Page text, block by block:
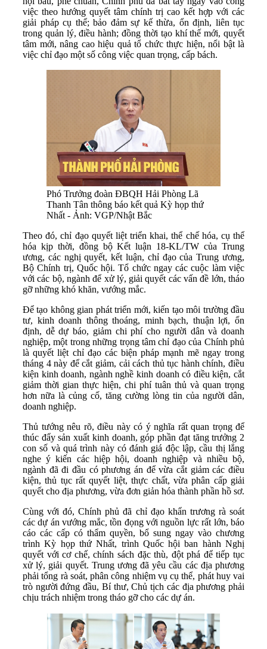
việc theo hướng quyết tâm chính trị cao kết hợp với các
giải pháp cụ thể; bảo đảm sự kế thừa, ổn định, liên tục
trong quản lý, điều hành; đồng thời tạo khí thế mới, quyết
tâm mới, nâng cao hiệu quả tổ chức thực hiện, nổi bật là
việc chỉ đạo một số công việc quan trọng, cấp bách.
Phó Trưởng đoàn ĐBQH Hải Phòng Lã
Thanh Tân thông báo kết quả Kỳ họp thứ
Nhất - Ảnh: VGP/Nhật Bắc
Theo đó, chỉ đạo quyết liệt triển khai, thể chế hóa, cụ thể
hóa kịp thời, đồng bộ Kết luận 18-KL/TW của Trung
ương, các nghị quyết, kết luận, chỉ đạo của Trung ương,
Bộ Chính trị, Quốc hội. Tổ chức ngay các cuộc làm việc
với các bộ, ngành để xử lý, giải quyết các vấn đề lớn, tháo
gỡ những khó khăn, vướng mắc.
Để tạo không gian phát triển mới, kiến tạo môi trường đầu
tư, kinh doanh thông thoáng, minh bạch, thuận lợi, ổn
định, dễ dự báo, giảm chi phí cho người dân và doanh
nghiệp, một trong những trọng tâm chỉ đạo của Chính phủ
là quyết liệt chỉ đạo các biện pháp mạnh mẽ ngay trong
tháng 4 này để cắt giảm, cải cách thủ tục hành chính, điều
kiện kinh doanh, ngành nghề kinh doanh có điều kiện, cắt
giảm thời gian thực hiện, chi phí tuân thủ và quan trọng
hơn nữa là củng cố, tăng cường lòng tin của người dân,
doanh nghiệp.
Thủ tướng nêu rõ, điều này có ý nghĩa rất quan trọng để
thúc đẩy sản xuất kinh doanh, góp phần đạt tăng trưởng 2
con số và quá trình này có đánh giá độc lập, cầu thị lắng
nghe ý kiến các hiệp hội, doanh nghiệp và nhiều bộ,
ngành đã đi đầu có phương án để vừa cắt giảm các điều
kiện, thủ tục rất quyết liệt, thực chất, vừa phân cấp giải
quyết cho địa phương, vừa đơn giản hóa thành phần hồ sơ.
Cùng với đó, Chính phủ đã chỉ đạo khẩn trương rà soát
các dự án vướng mắc, tồn đọng với nguồn lực rất lớn, báo
cáo các cấp có thẩm quyền, bổ sung ngay vào chương
trình Kỳ họp thứ Nhất, trình Quốc hội ban hành Nghị
quyết với cơ chế, chính sách đặc thù, đột phá để tiếp tục
xử lý, giải quyết. Trung ương đã yêu cầu các địa phương
phải tổng rà soát, phân công nhiệm vụ cụ thể, phát huy vai
trò người đứng đầu, Bí thư, Chủ tịch các địa phương phải
chịu trách nhiệm trong tháo gỡ cho các dự án.